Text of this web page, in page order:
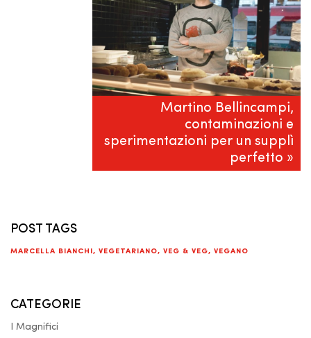
Martino Bellincampi,
contaminazioni e
sperimentazioni per un supplì
perfetto »
POST TAGS
MARCELLA BIANCHI , VEGETARIANO, VEG & VEG, VEGANO
CATEGORIE
I Magnifici